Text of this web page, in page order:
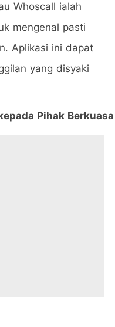
Whoscall ialah
mengenal pasti
Aplikasi ini dapat
yang disyaki
Pihak Berkuasa